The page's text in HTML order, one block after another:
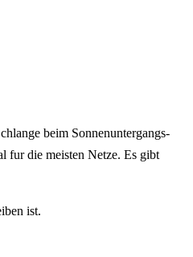
beim Sonnenuntergangs-
fur die meisten Netze. Es gibt
ist.